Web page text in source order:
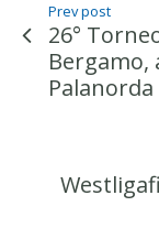
Prev post
26°
Bergamo,
Palanorda